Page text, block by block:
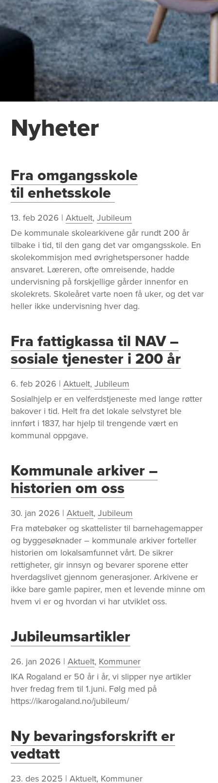
Nyheter
Fra omgangsskole
til enhetsskole
13. feb 2026 |Aktuelt,Jubileum
De kommunale skolearkivene går rundt 200 år
tilbake i tid, til den gang det var omgangsskole. En
skolekommisjon med øvrighetspersoner hadde
ansvaret. Læreren, ofte omreisende, hadde
undervisning på forskjellige gårder innenfor en
skolekrets. Skoleåret varte noen få uker, og det var
heller ikke undervisning hver dag.
Fra fattigkassa til NAV –
sosiale tjenester i 200 år
6. feb 2026 |Aktuelt,Jubileum
Sosialhjelp er en velferdstjeneste med lange røtter
bakover i tid. Helt fra det lokale selvstyret ble
innført i 1837, har hjelp til trengende vært en
kommunal oppgave.
Kommunale arkiver –
historien om oss
30. jan 2026 |Aktuelt,Jubileum
Fra møtebøker og skattelister til barnehagemapper
og byggesøknader – kommunale arkiver forteller
historien om lokalsamfunnet vårt. De sikrer
rettigheter, gir innsyn og bevarer sporene etter
hverdagslivet gjennom generasjoner. Arkivene er
ikke bare gamle papirer, men et levende minne om
hvem vi er og hvordan vi har utviklet oss.
Jubileumsartikler
26. jan 2026 |Aktuelt, Kommuner
IKA Rogaland er 50 år i år, vi slipper nye artikler
hver fredag frem til 1.juni. Følg med på
https://ikarogaland.no/jubileum/
Ny bevaringsforskrift er
vedtatt
23. des 2025 |Aktuelt, Kommuner